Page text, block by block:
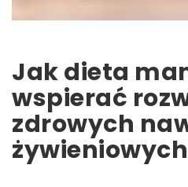
Jak dieta
wspierać
zdrowych